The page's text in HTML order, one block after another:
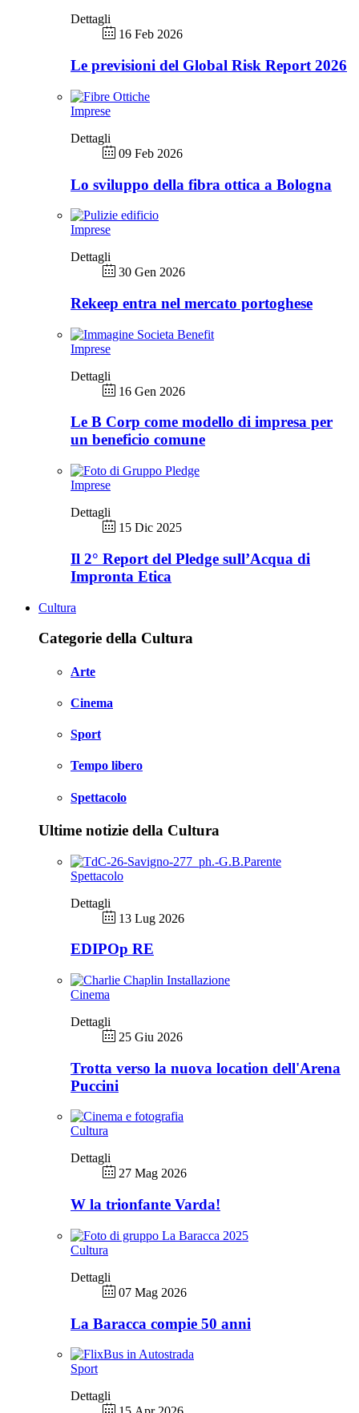
Dettagli
16 Feb 2026
Le previsioni del Global Risk Report 2026
Imprese
Dettagli
09 Feb 2026
Lo sviluppo della fibra ottica a Bologna
Imprese
Dettagli
30 Gen 2026
Rekeep entra nel mercato portoghese
Imprese
Dettagli
16 Gen 2026
Le B Corp come modello di impresa per
un beneficio comune
Imprese
Dettagli
15 Dic 2025
Il 2° Report del Pledge sull’Acqua di
Impronta Etica
Cultura
Categorie della Cultura
Arte
Cinema
Sport
Tempo libero
Spettacolo
Ultime notizie della Cultura
Spettacolo
Dettagli
13 Lug 2026
EDIPOp RE
Cinema
Dettagli
25 Giu 2026
Trotta verso la nuova location dell'Arena
Puccini
Cultura
Dettagli
27 Mag 2026
W la trionfante Varda!
Cultura
Dettagli
07 Mag 2026
La Baracca compie 50 anni
Sport
Dettagli